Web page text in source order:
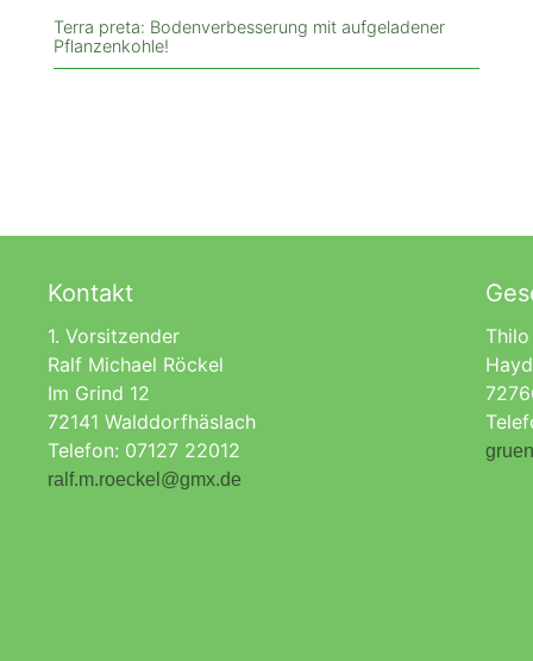
Terra preta: Bodenverbesserung mit aufgeladener
Pflanzenkohle!
Kontakt
1. Vorsitzender
Ralf Michael Röckel
Im Grind 12
72141 Walddorfhäslach
Telefon: 07127 22012
ralf.m.roeckel@gmx.de